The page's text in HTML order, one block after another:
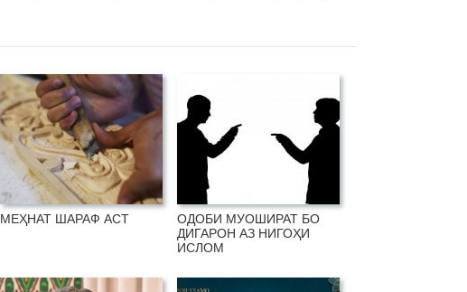
МЕҲНАТ ШАРАФ АСТ
ОДОБИ МУОШИРАТ БО
ДИГАРОН АЗ НИГОҲИ
ИСЛОМ